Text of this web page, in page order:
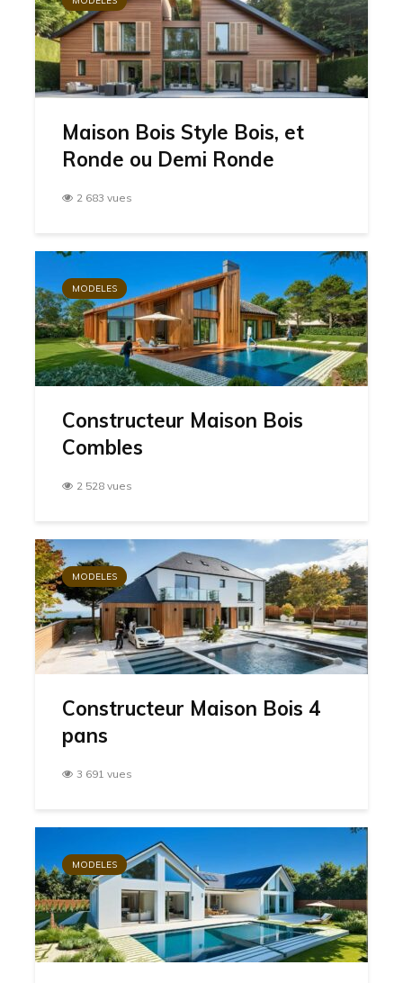
Maison Bois Style Bois, et
Ronde ou Demi Ronde
2 683 vues
MODELES
Constructeur Maison Bois
Combles
2 528 vues
MODELES
Constructeur Maison Bois 4
pans
3 691 vues
MODELES